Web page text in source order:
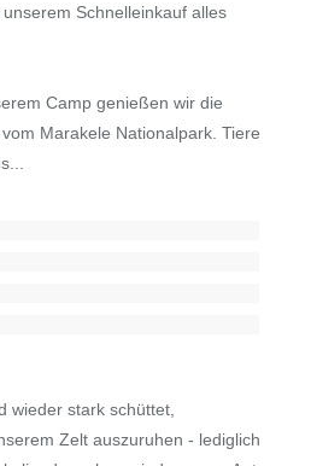
Schnelleinkauf alles
Camp genießen wir die
Marakele Nationalpark. Tiere
wieder stark schüttet,
Zelt auszuruhen - lediglich